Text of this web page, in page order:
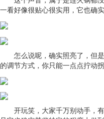
一看好像很贴心很实用，它也确
怎么说呢，确实照亮了，但是
的调节方式，你只能一点点拧动
开玩笑，大家千万别动手，有